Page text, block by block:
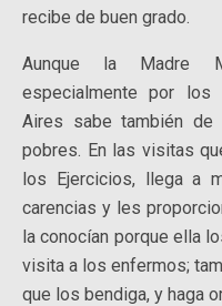
recibe de buen grado.
Aunque la Madre
especialmente por los
Aires sabe también de
pobres. En las visitas
los Ejercicios, llega a
carencias y les
la conocían porque ella
visita a los enfermos;
que los bendiga, y haga